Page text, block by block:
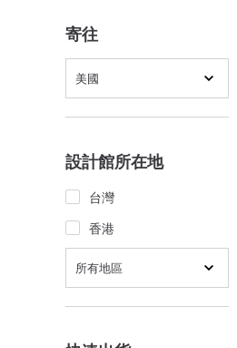
寄往
美國
設計館所在地
台灣
香港
所有地區